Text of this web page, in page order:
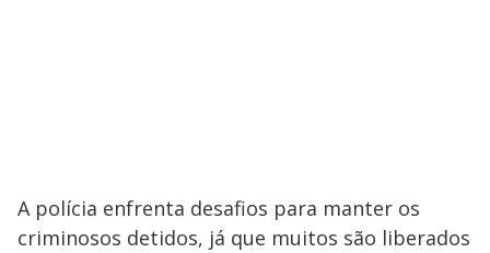
A polícia enfrenta desafios para manter os
criminosos detidos, já que muitos são liberados